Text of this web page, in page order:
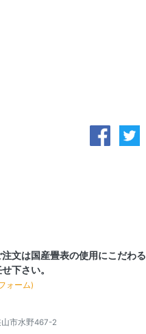
文は国産畳表の使用にこだわる
下さい。
ォーム)
市水野467-2